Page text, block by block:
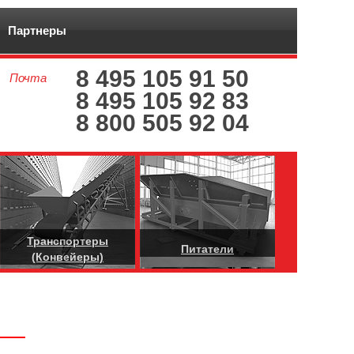
Партнеры
8 495 105 91 50
8 495 105 92 83
8 800 505 92 04
Почта
Транспортеры
(Конвейеры)
Питатели